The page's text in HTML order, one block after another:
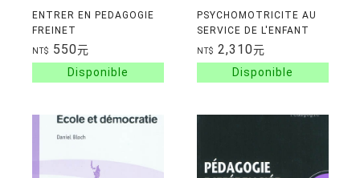
ENTRER EN PEDAGOGIE
FREINET
NT$ 550元
PSYCHOMOTRICITE AU
SERVICE DE L'ENFANT
NOTIONS ET
APPLICATIONS
PEDAGOGIQUES
NT$ 2,310元